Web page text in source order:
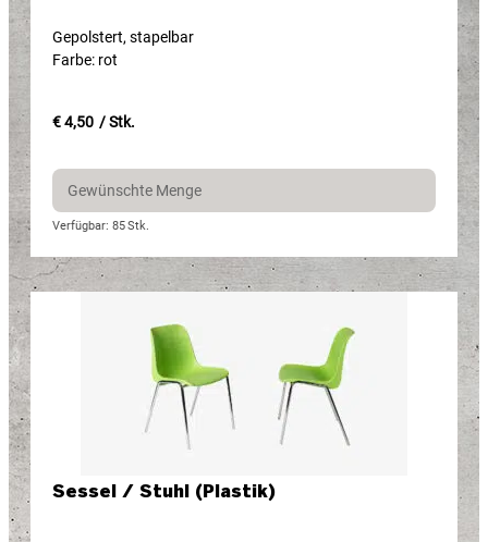
Gepolstert, stapelbar
Farbe: rot
€ 4,50 / Stk.
Verfügbar: 85Stk.
Sessel / Stuhl (Plastik)